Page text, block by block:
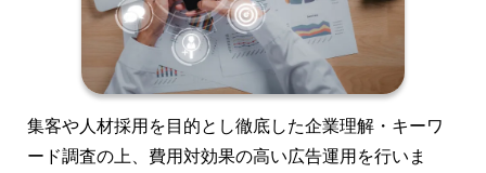
集客や人材採用を目的とし徹底した企業理解・キーワ
ード調査の上、費用対効果の高い広告運用を行いま